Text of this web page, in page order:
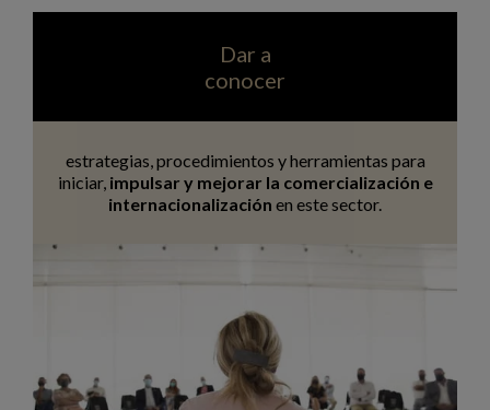
Dar a
conocer
estrategias, procedimientos y herramientas para
iniciar, impulsar y mejorar la comercialización e
internacionalización en este sector.